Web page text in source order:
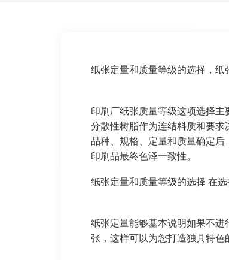
纸张定量和质量等级的选择，
印刷厂纸张质量等级这项选择
分散性树脂作为连结料质和要
品种、规格、定量和质量确定
印刷品最终色泽一致性。
纸张定量和质量等级的选择 在
纸张定量能够基本说明如果不
张，这样可以为您打造独具特